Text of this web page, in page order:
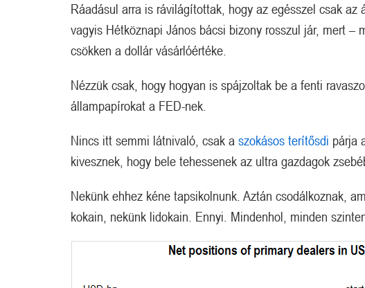
Ráadásul arra is rávilágítottak, hogy az egésszel csak
vagyis Hétköznapi János bácsi bizony rosszul jár, mert
csökken a dollár vásárlóértéke.
Nézzük csak, hogy hogyan is spájzoltak be a fenti
állampapírokat a FED-nek.
Nincs itt semmi látnivaló, csak a szokásos terítősdi párja
kivesznek, hogy bele tehessenek az ultra gazdagok
Nekünk ehhez kéne tapsikolnunk. Aztán csodálkoznak,
kokain, nekünk lidokain. Ennyi. Mindenhol, minden